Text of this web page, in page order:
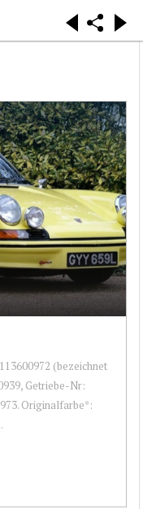
(bezeichnet
Getriebe-Nr:
Originalfarbe*: